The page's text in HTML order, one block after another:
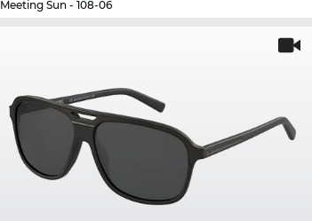
Meeting Sun - 108-06